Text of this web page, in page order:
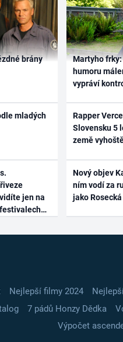
brány
mladých
jen na
Martyho
humoru
vypráví
Rapper
Slovensku 5
země
Nový objev
ním vodí za
jako Rosecká
Nejlepší filmy 2024
7 pádů Honzy Dědka
Výpočet